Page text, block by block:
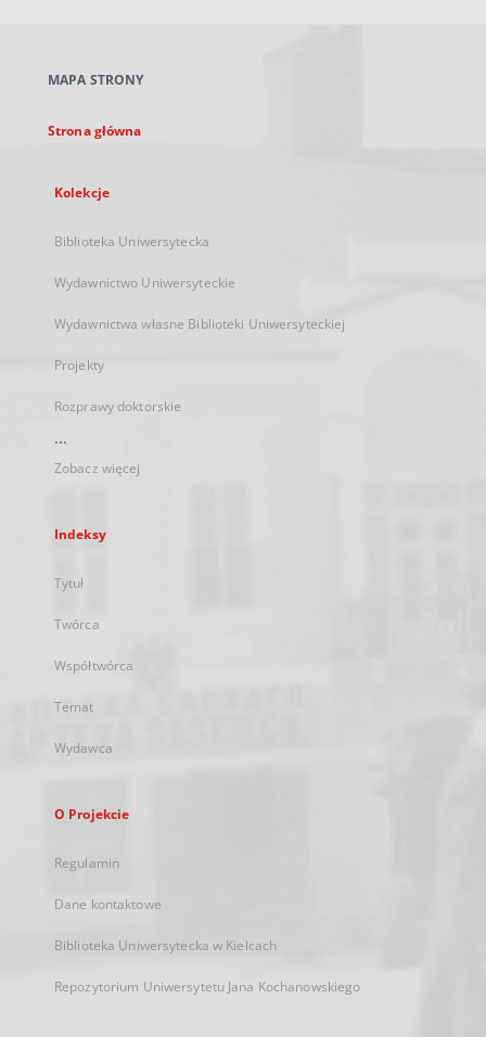
karcie
MAPA STRONY
Strona główna
Kolekcje
Biblioteka Uniwersytecka
Wydawnictwo Uniwersyteckie
Wydawnictwa własne Biblioteki Uniwersyteckiej
Projekty
Rozprawy doktorskie
...
Zobacz więcej
Indeksy
Tytuł
Twórca
Współtwórca
Temat
Wydawca
O Projekcie
Regulamin
Dane kontaktowe
Biblioteka Uniwersytecka w Kielcach
Repozytorium Uniwersytetu Jana Kochanowskiego